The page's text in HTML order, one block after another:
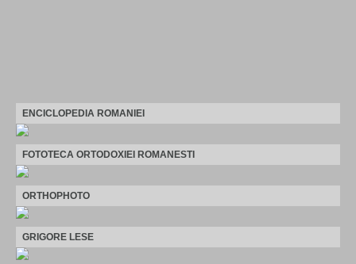
ENCICLOPEDIA ROMANIEI
FOTOTECA ORTODOXIEI ROMANESTI
ORTHOPHOTO
GRIGORE LESE